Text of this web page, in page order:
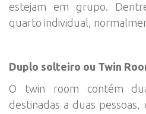
estejam em grupo.
quarto individual,
Duplo solteiro ou Twin
O twin room contém
destinadas a duas